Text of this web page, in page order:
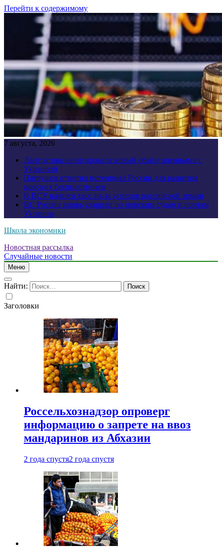
Перейти к содержимому
7 августа, 2026
Лантратова анонсировала новый обмен пленными с
Украиной
Патрушев отметил потенциал России для развития
морских беспилотников
В ВСУ начался хаос из-за успехов российской армии
ВС России вновь ударили по морским судам и портам
Украины
Школа экономики
Новостная рассылка
Случайные новости
Меню
Найти:
Заголовки
Россельхознадзор опроверг
информацию о запрете на ввоз
мандаринов из Абхазии
2 года спустя2 года спустя